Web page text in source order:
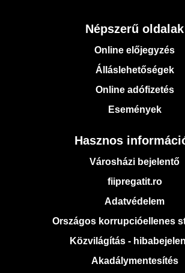
Népszerű oldalak
Online előjegyzés
Álláslehetőségek
Online adófizetés
Események
Hasznos
Városházi bejelentő
fiipregatit.ro
Adatvédelem
Országos korrupcióellenes
Közvilágítás -
Akadálymentesítés